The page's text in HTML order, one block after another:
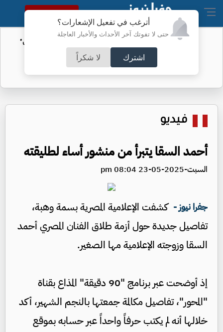
أترغب في تفعيل الإشعارات؟
حتى لا تفوتك آخر الأحداث والأخبار العاجلة
اشترك لا شكراً
النسخة الكاملة
الأمن السيبراني يحذر من رسائل "واتساب"
فيديو
أحمد السقا يتبرأ من منشور أساء لطليقته
السبت-2025-05-23 08:04 pm
جفرا نيوز - كشفت الإعلامية المصرية بسمة وهبة،
تفاصيل جديدة حول أزمة طلاق الفنان المصري أحمد
السقا وزوجته الإعلامية مها الصغير.
إذ أوضحت عبر برنامج "90 دقيقة" المذاع بقناة
"المحور"، تفاصيل مكالمة جمعتها بالنجم الشهير، أكد
خلالها أنه لم يكتب حرفاً واحداً عبر حسابه بموقع